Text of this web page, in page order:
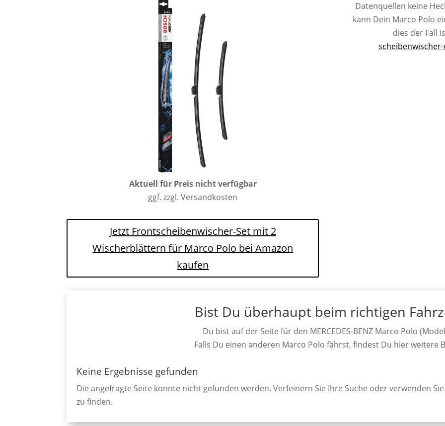
Aktuell für Preis nicht verfügbar
ggf. zzgl. Versandkosten
Jetzt Frontscheibenwischer-Set mit 2
Wischerblättern für Marco Polo bei Amazon
kaufen
Datenquellen keine
kann Dein Marco Polo
dies der Fall
Bist Du überhaupt beim richtigen
Du bist auf der Seite für den MERCEDES-BENZ Marco Polo
Falls Du einen anderen Marco Polo fährst, findest Du hier weitere
Keine Ergebnisse gefunden
Die angefragte Seite konnte nicht gefunden werden. Verfeinern Sie Ihre Suche oder verwenden
zu finden.